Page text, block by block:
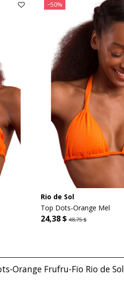
−50%
Rio de Sol
Top Dots-Orange Mel
24,38 $48,75 $
Orange Frufru-Fio Rio de Sol